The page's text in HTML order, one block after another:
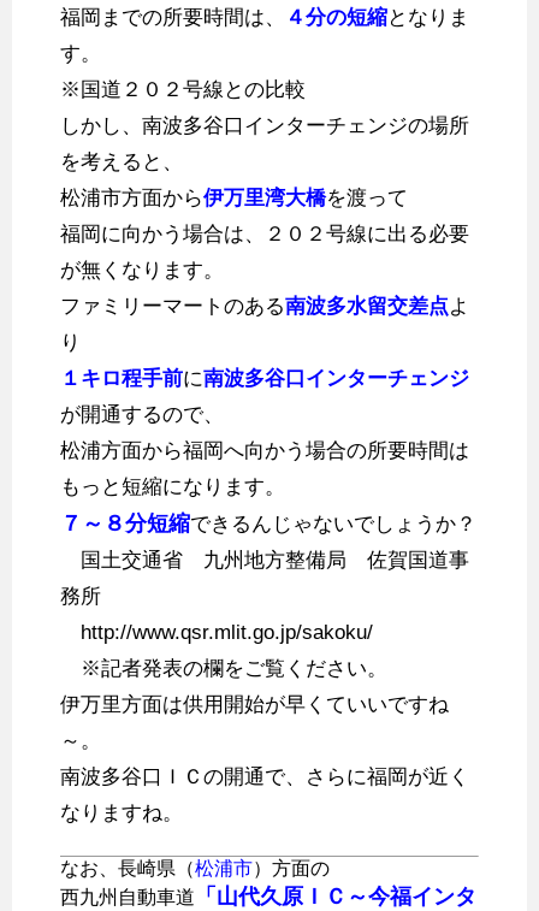
福岡までの所要時間は、
４分の短縮となりま
す。
※国道２０２号線との比較
しかし、南波多谷口インターチェンジの場所
を考えると、
松浦市方面から伊万里湾大橋を渡って
福岡に向かう場合は、２０２号線に出る必要
が無くなります。
ファミリーマートのある南波多水留交差点よ
り
１キロ程手前に南波多谷口インターチェンジ
が開通するので、
松浦方面から福岡へ向かう場合の所要時間は
もっと短縮になります。
７～８分短縮できるんじゃないでしょうか？
国土交通省 九州地方整備局 佐賀国道事
務所
http://www.qsr.mlit.go.jp/sakoku/
※記者発表の欄をご覧ください。
伊万里方面は供用開始が早くていいですね
～。
南波多谷口ＩＣの開通で、さらに福岡が近く
なりますね。
なお、長崎県（松浦市）方面の
西九州自動車道
「山代久原ＩＣ～今福インタ